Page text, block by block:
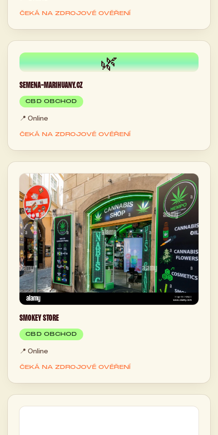
ČEKÁ NA ZDROJOVÉ OVĚŘENÍ
🌿
SEMENA-MARIHUANY.CZ
CBD OBCHOD
📍 Online
ČEKÁ NA ZDROJOVÉ OVĚŘENÍ
SMOKEY STORE
CBD OBCHOD
📍 Online
ČEKÁ NA ZDROJOVÉ OVĚŘENÍ